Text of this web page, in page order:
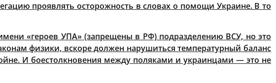
проявлять осторожность в словах о помощи Украине. В то
«героев УПА» (запрещены в РФ) подразделению ВСУ, но это
физики, вскоре должен нарушиться температурный баланс
И боестолкновения между поляками и украинцами — это не